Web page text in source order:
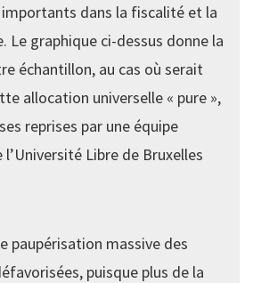
dans la fiscalité et la
Le graphique ci-dessus donne la
échantillon, au cas où serait
allocation universelle « pure »,
reprises par une équipe
Libre de Bruxelles
paupérisation massive des
puisque plus de la